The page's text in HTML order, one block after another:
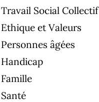
Travail Social Collectif
Ethique et Valeurs
Personnes âgées
Handicap
Famille
Santé